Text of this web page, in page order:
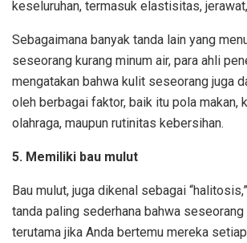
keseluruhan, termasuk elastisitas,
Sebagaimana banyak tanda lain yang
seseorang kurang minum air, para ahli
mengatakan bahwa kulit seseorang juga
oleh berbagai faktor, baik itu pola makan,
olahraga, maupun rutinitas kebersihan.
5. Memiliki bau mulut
Bau mulut, juga dikenal sebagai
tanda paling sederhana bahwa seseorang
terutama jika Anda bertemu mereka